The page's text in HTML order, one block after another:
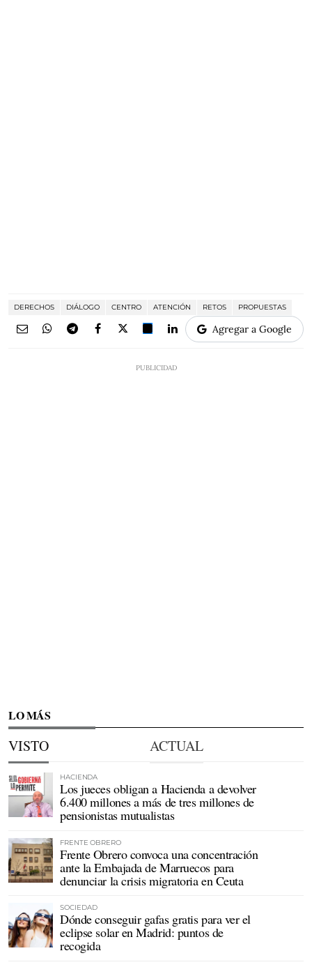
DERECHOS DIÁLOGO CENTRO ATENCIÓN RETOS PROPUESTAS
Agregar a Google
LO MÁS
VISTO ACTUAL
HACIENDA
Los jueces obligan a Hacienda a devolver
6.400 millones a más de tres millones de
pensionistas mutualistas
FRENTE OBRERO
Frente Obrero convoca una concentración
ante la Embajada de Marruecos para
denunciar la crisis migratoria en Ceuta
SOCIEDAD
Dónde conseguir gafas gratis para ver el
eclipse solar en Madrid: puntos de
recogida